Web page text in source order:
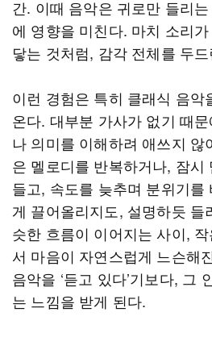
간. 이때 음악은 귀로만 들리
에 영향을 미친다. 마치 소리
닿는 것처럼, 감각 전체를 두
이런 경험은 특히 클래식 음악
온다. 대부분 가사가 없기 때
나 의미를 이해하려 애쓰지
은 멜로디를 반복하거나, 잠시
들고, 속도를 늦추며 분위기를
게 끌어올리지도, 설명하듯 들
슷한 흐름이 이어지는 사이,
서 마음이 자연스럽게 느슨해
음악을 ‘듣고 있다’기보다, 그
는 느낌을 받게 된다.